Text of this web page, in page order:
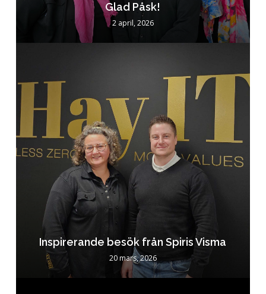
Glad Påsk!
2 april, 2026
Inspirerande besök från Spiris Visma
20 mars, 2026